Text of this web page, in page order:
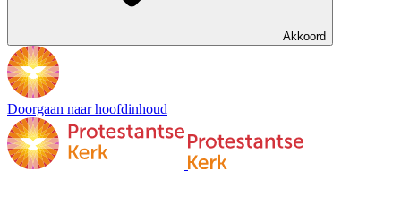
Akkoord
Doorgaan naar hoofdinhoud